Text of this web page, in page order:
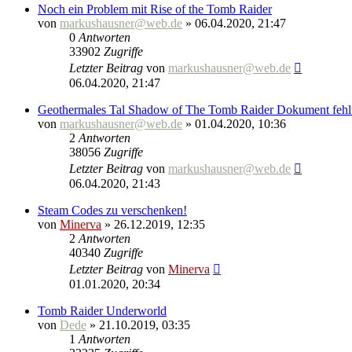
Noch ein Problem mit Rise of the Tomb Raider
von markushausner@web.de » 06.04.2020, 21:47
0 Antworten
33902 Zugriffe
Letzter Beitrag von markushausner@web.de
06.04.2020, 21:47
Geothermales Tal Shadow of The Tomb Raider Dokument
von markushausner@web.de » 01.04.2020, 10:36
2 Antworten
38056 Zugriffe
Letzter Beitrag von markushausner@web.de
06.04.2020, 21:43
Steam Codes zu verschenken!
von Minerva » 26.12.2019, 12:35
2 Antworten
40340 Zugriffe
Letzter Beitrag von Minerva
01.01.2020, 20:34
Tomb Raider Underworld
von Dede » 21.10.2019, 03:35
1 Antworten